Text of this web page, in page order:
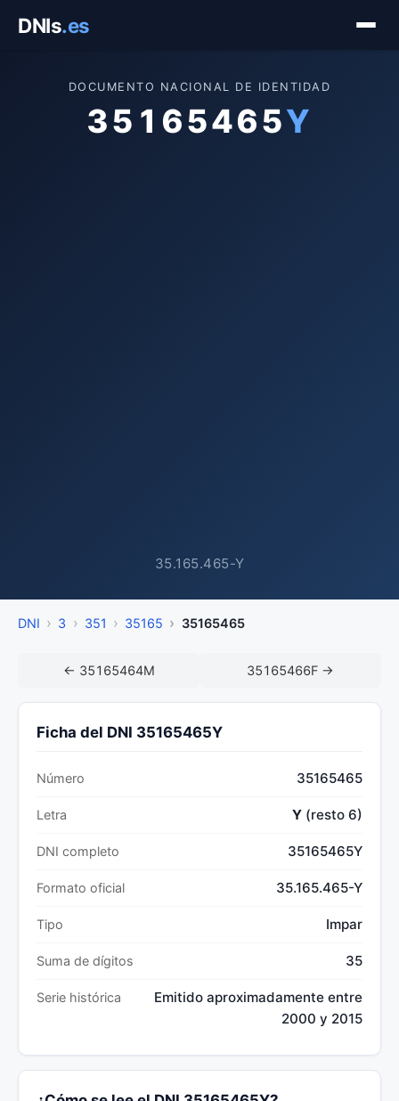
DNIs.es
DOCUMENTO NACIONAL DE IDENTIDAD
35165465Y
35.165.465-Y
DNI 3 351 35165 35165465
← 35165464M 35165466F →
Ficha del DNI 35165465Y
Número 35165465
Letra Y (resto 6)
DNI completo 35165465Y
Formato oficial 35.165.465-Y
Tipo Impar
Suma de dígitos 35
Serie histórica
Emitido aproximadamente entre
2000 y 2015